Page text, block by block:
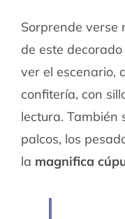
Sorprende verse
de este
ver el escenario,
confitería, con
lectura. También
palcos, los
la magnifica